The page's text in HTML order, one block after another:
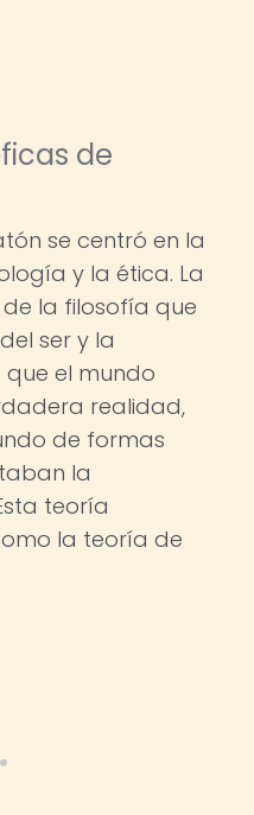
de
se centró en la
y la ética. La
la filosofía que
ser y la
el mundo
realidad,
de formas
la
teoría
la teoría de